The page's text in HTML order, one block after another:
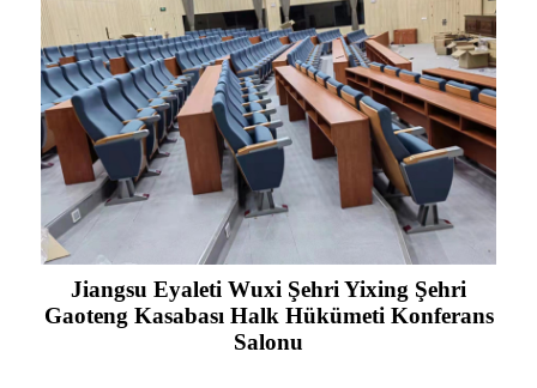
Jiangsu Eyaleti Wuxi Şehri Yixing Şehri
Gaoteng Kasabası Halk Hükümeti Konferans
Salonu